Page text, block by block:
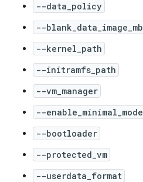
--data_policy
--blank_data_image_mb
--kernel_path
--initramfs_path
--vm_manager
--enable_minimal_mode
--bootloader
--protected_vm
--userdata_format